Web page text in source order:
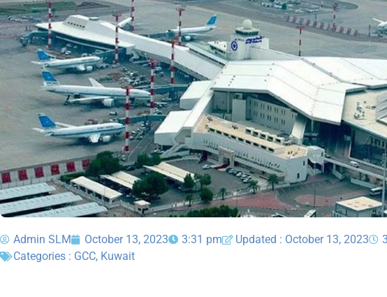
Admin SLM October 13, 2023 3:31 pm Updated : October 13, 2023
Categories : GCC, Kuwait